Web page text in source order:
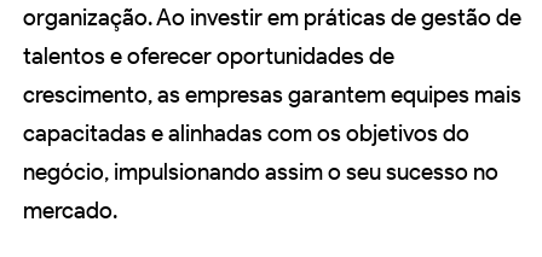
organização. Ao investir em práticas de gestão de
talentos e oferecer oportunidades de
crescimento, as empresas garantem equipes mais
capacitadas e alinhadas com os objetivos do
negócio, impulsionando assim o seu sucesso no
mercado.